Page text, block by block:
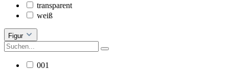
transparent
weiß
Figur
001